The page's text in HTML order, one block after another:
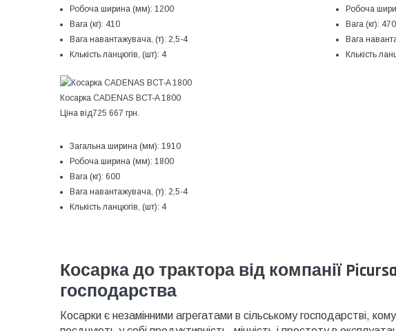
Робоча ширина (мм): 1200
Вага (кг): 410
Вага навантажувача, (т): 2,5-4
Клькість ланцюгів, (шт): 4
Робоча
Вага (кг): 470
Вага
Клькість
Косарка CADENAS BCT-A 1800
Ціна від725 667 грн.
Загальна ширина (мм): 1910
Робоча ширина (мм): 1800
Вага (кг): 600
Вага навантажувача, (т): 2,5-4
Клькість ланцюгів, (шт): 4
Косарка до трактора від компанії
господарства
Косарки є незамінними агрегатами в сільському господарстві,